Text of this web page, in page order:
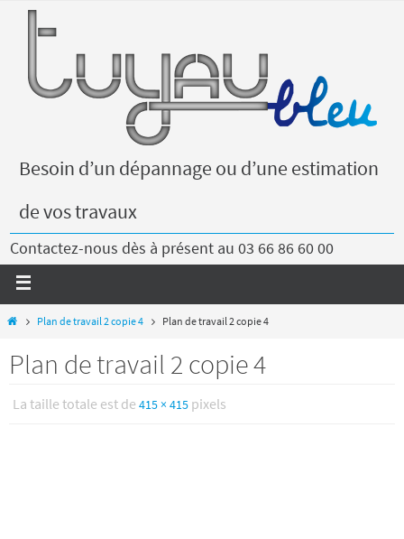
Besoin d’un dépannage ou d’une estimation
de vos travaux
Contactez-nous dès à présent au 03 66 86 60 00
Plan de travail 2 copie 4 Plan de travail 2 copie 4
Plan de travail 2 copie 4
La taille totale est de 415 × 415 pixels